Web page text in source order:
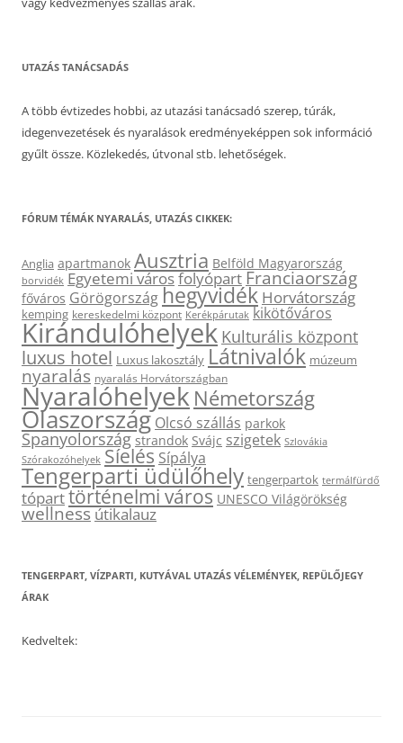
UTAZÁS TANÁCSADÁS
A több évtizedes hobbi, az utazási tanácsadó szerep, túrák,
idegenvezetések és nyaralások eredményeképpen sok információ
gyűlt össze. Közlekedés, útvonal stb. lehetőségek.
FÓRUM TÉMÁK NYARALÁS, UTAZÁS CIKKEK:
Anglia apartmanok Ausztria Belföld Magyarország
borvidék Egyetemi városfolyópart Franciaország
főváros Görögországhegyvidék Horvátország
kemping kereskedelmi központ Kerékpárutak kikötőváros
Kirándulóhelyek Kulturális központ
luxus hotel Luxus lakosztály Látnivalók múzeum
nyaralás nyaralás Horvátországban
Nyaralóhelyek Németország
Olaszország Olcsó szállás parkok
Spanyolország strandok Svájc szigetek Szlovákia
Szórakozóhelyek Síelés Sípálya
Tengerparti üdülőhely tengerpartok termálfürdő
tóparttörténelmi város UNESCO Világörökség
wellnessútikalauz
TENGERPART, VÍZPARTI, KUTYÁVAL UTAZÁS VÉLEMÉNYEK, REPÜLŐJEGY
ÁRAK
Kedveltek: